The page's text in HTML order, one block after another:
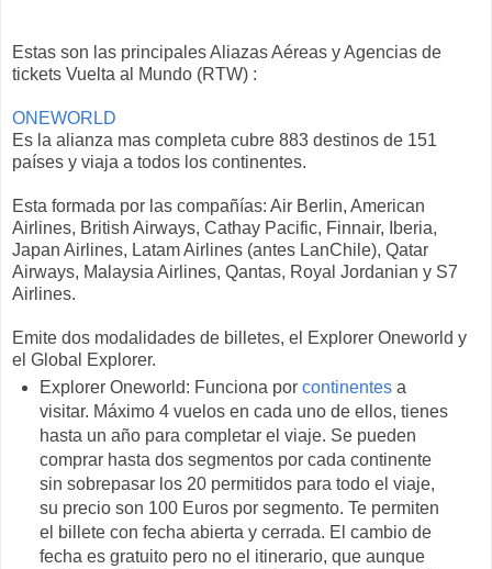
Estas son las principales Aliazas Aéreas y Agencias de
tickets Vuelta al Mundo (RTW) :
ONEWORLD
Es la alianza mas completa cubre 883 destinos de 151
países y viaja a todos los continentes.
Esta formada por las compañías: Air Berlin, American
Airlines, British Airways, Cathay Pacific, Finnair, Iberia,
Japan Airlines, Latam Airlines (antes LanChile), Qatar
Airways, Malaysia Airlines, Qantas, Royal Jordanian y S7
Airlines.
Emite dos modalidades de billetes, el Explorer Oneworld y
el Global Explorer.
Explorer Oneworld: Funciona por continentesa
visitar. Máximo 4 vuelos en cada uno de ellos, tienes
hasta un año para completar el viaje. Se pueden
comprar hasta dos segmentos por cada continente
sin sobrepasar los 20 permitidos para todo el viaje,
su precio son 100 Euros por segmento. Te permiten
el billete con fecha abierta y cerrada. El cambio de
fecha es gratuito pero no el itinerario, que aunque